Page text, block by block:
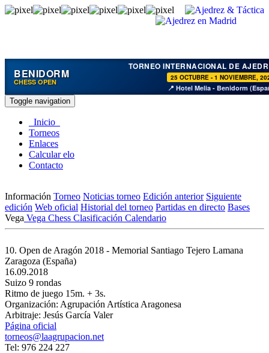
BENIDORM
CHESS OPEN
TORNEO INTERNACIONAL DE
25 OCTUBRE - 1 NOVIEMBRE,
📍 Hotel Melia - Benidorm
Toggle navigation
Inicio
Torneos
Enlaces
Calcular elo
Contacto
Información Torneo Noticias torneo Edición anterior Siguiente
edición Web oficial Historial del torneo Partidas en directo Bases
Vega Vega Chess Clasificación Calendario
10. Open de Aragón 2018 - Memorial Santiago Tejero Lamana
Zaragoza (España)
16.09.2018
Suizo 9 rondas
Ritmo de juego 15m. + 3s.
Organización: Agrupación Artística Aragonesa
Arbitraje: Jesús García Valer
Página oficial
torneos@laagrupacion.net
Tel: 976 224 227